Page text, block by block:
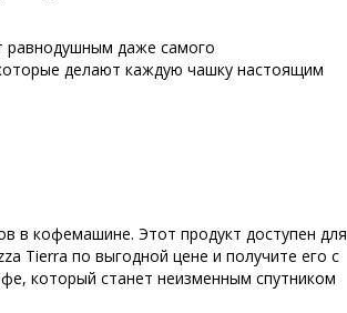
равнодушным даже самого
делают каждую чашку настоящим
в кофемашине. Этот продукт доступен для
Tierra по выгодной цене и получите его с
который станет неизменным спутником